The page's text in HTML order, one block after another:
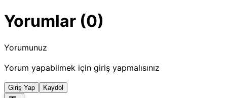
Yorumlar (0)
Yorumunuz
Yorum yapabilmek için giriş yapmalısınız
Giriş Yap Kaydol